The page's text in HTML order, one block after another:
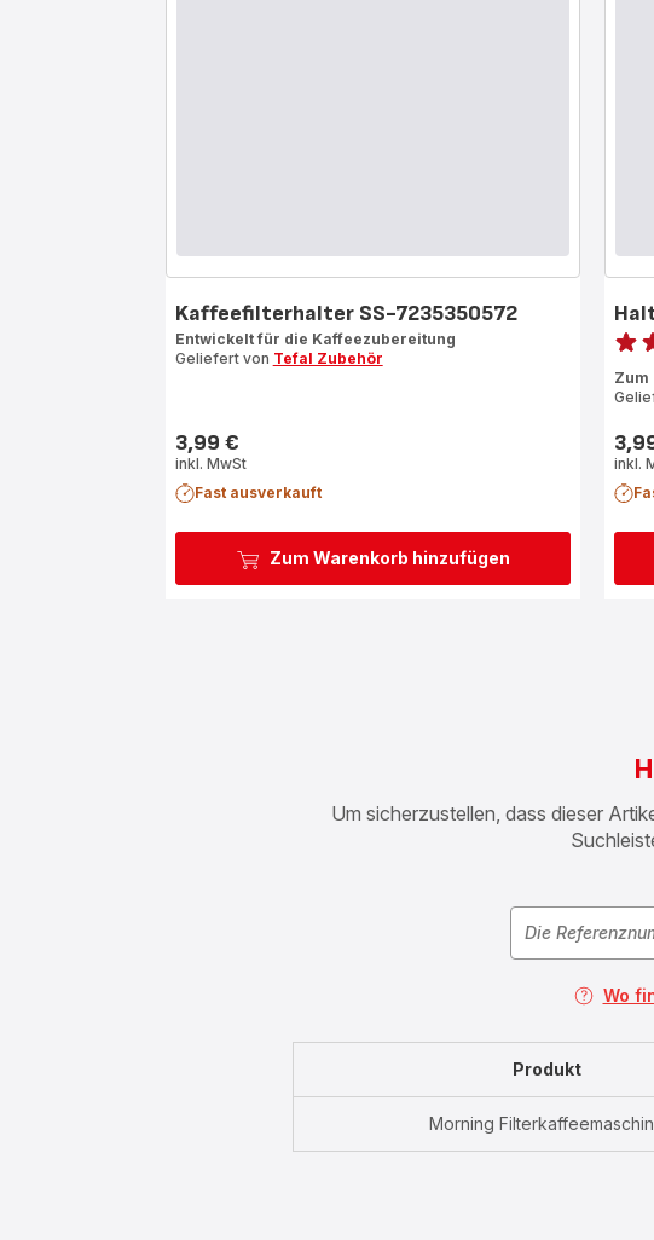
Zum Warenkorb hinzufügen
Kaffeefilterhalter SS-7235350572
Entwickelt für die Kaffeezubereitung
Geliefert von Tefal Zubehör
Preis
3,99 €
inkl. MwSt
Fast ausverkauft
mit
Zum
Preis
inkl.
Um sicherzustellen, dass dieser
Wo
Produkt
Morning